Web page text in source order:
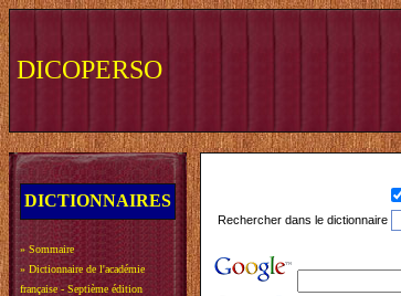
DICOPERSO
DICTIONNAIRES
» Sommaire
» Dictionnaire de l'académie
française - Septième édition
Rechercher dans le dictionnaire